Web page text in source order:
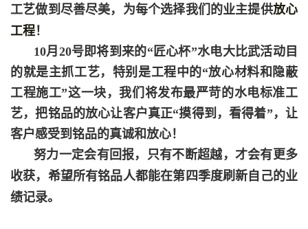
工艺做到尽善尽美，为每个选择我们的业主提供放心
工程！
10月20号即将到来的“匠心杯”水电大比武活动目
的就是主抓工艺，特别是工程中的“放心材料和隐蔽
工程施工”这一块，我们将发布最严苛的水电标准工
艺，把铭品的放心让客户真正“摸得到，看得着”，让
客户感受到铭品的真诚和放心！
努力一定会有回报，只有不断超越，才会有更多
收获，希望所有铭品人都能在第四季度刷新自己的业
绩记录。